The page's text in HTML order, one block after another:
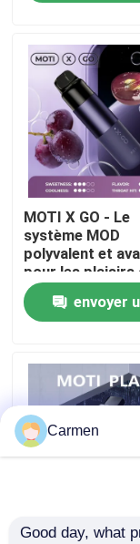
Produits
Vidéos
A propos de
Visite d'usine
Contrôle de la
Contact
Demande de
ELFBAR
MOTI X GO - Le
système MOD
polyvalent et
pour les plaisirs
vapotage
envoyer
MOTI PLAY
Carmen
Good day, what